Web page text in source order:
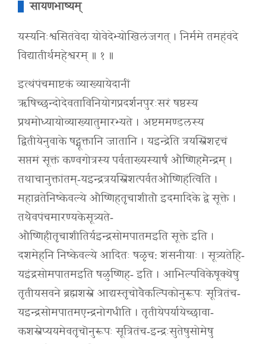
सायणभाष्यम्
यस्यनिःश्वसितंवेदा योवेदेभ्योखिलंजगत् । निर्ममे तमहंवंदे
विद्यातीर्थमहेश्वरम् ॥ १ ॥
इत्थंपंचमाष्टकं व्याख्यायेदानीं
ऋषिच्छन्दोदेवताविनियोगप्रदर्शनपुरःसरं षष्ठस्य
प्रथमोध्यायोव्याख्यातुमारभ्यते । अष्टममण्डलस्य
द्वितीयेनुवाके षट्सूक्तानि जातानि । यइन्द्रेति त्रयस्त्रिंशदृचं
सप्तमं सूक्तं कण्वगोत्रस्य पर्वताख्यस्यार्षं औष्णिहमैन्द्रम् ।
तथाचानुक्तांतम्-यइन्द्रत्रयस्त्रिंशत्पर्वतऔष्णिहंत्विति ।
महाव्रतेनिष्केवल्ये औष्णिहतृचाशीतौ इदमादिके द्वे सूक्ते ।
तथैवपंचमारण्यकेसूत्र्यते-
औष्णिहीतृचाशीतिर्यइन्द्रसोमपातमइति सूक्ते इति ।
दशमेहनि निष्केवल्ये आदितः षळृच: शंसनीयाः । सूत्र्यतेहि-
यइंद्रसोमपातमइति षळुष्णिह- इति । आभिल्पविकेषूक्थॆषु
तृतीयसवने ब्रह्मशस्त्रे आद्यस्तृचोवैकल्पिकोनुरूपः सूत्रितंच-
यइन्द्रसोमपातमएन्द्रनोगधीति । तृतीयेपर्यायेच्छावा-
कशस्त्रेप्ययमेवतृचॊनुरूपः सूत्रितंच-इन्द्रःसुतेषुसोमेषु